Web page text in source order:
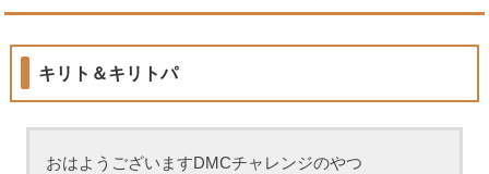
キリト＆キリトパ
おはようございますDMCチャレンジのやつ